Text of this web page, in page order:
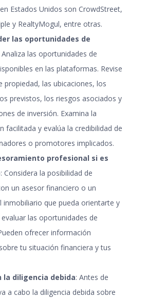
Estados Unidos son CrowdStreet,
y RealtyMogul, entre otras.
las oportunidades de
Analiza las oportunidades de
en las plataformas. Revise
propiedad, las ubicaciones, los
previstos, los riesgos asociados y
de inversión. Examina la
facilitada y evalúa la credibilidad de
o promotores implicados.
profesional si es
: Considera la posibilidad de
un asesor financiero o un
inmobiliario que pueda orientarte y
las oportunidades de
ofrecer información
tu situación financiera y tus
la diligencia debida: Antes de
a cabo la diligencia debida sobre